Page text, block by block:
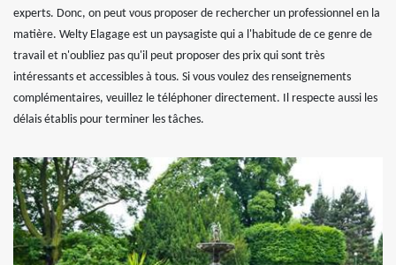
experts. Donc, on peut vous proposer de rechercher un professionnel en la
matière. Welty Elagage est un paysagiste qui a l'habitude de ce genre de
travail et n'oubliez pas qu'il peut proposer des prix qui sont très
intéressants et accessibles à tous. Si vous voulez des renseignements
complémentaires, veuillez le téléphoner directement. Il respecte aussi les
délais établis pour terminer les tâches.